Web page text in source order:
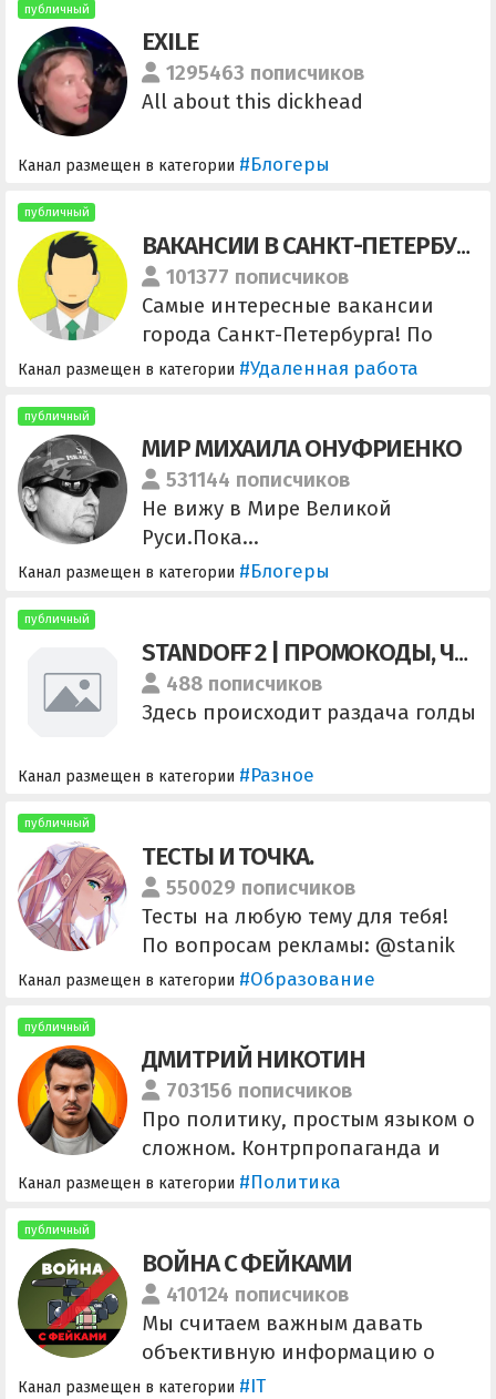
@nikylkaa
публичный
EXILE
1295463 пописчиков
All about this dickhead
Канал размещен в категории #Блогеры
публичный
ВАКАНСИИ В САНКТ-ПЕТЕРБУРГЕ
101377 пописчиков
Самые интересные вакансии
города Санкт-Петербурга! По
поводу размещения и остальным
Канал размещен в категории #Удаленная работа
публичный
МИР МИХАИЛА ОНУФРИЕНКО
531144 пописчиков
Не вижу в Мире Великой
Руси.Пока...
@TG_commercial_media_bot для
Канал размещен в категории #Блогеры
публичный
STANDOFF 2 | ПРОМОКОДЫ, ЧИТЫ
488 пописчиков
Здесь происходит раздача голды
Канал размещен в категории #Разное
публичный
ТЕСТЫ И ТОЧКА.
550029 пописчиков
Тесты на любую тему для тебя!
По вопросам рекламы: @stanik
Предложка и вопросы по
https://telega.in/c/test_dot
Рекламное агенство:
@Spiral_Miya
Канал размещен в категории #Образование
публичный
ДМИТРИЙ НИКОТИН
703156 пописчиков
Про политику, простым языком о
сложном. Контрпропаганда и
интерпретация новостей.
политологии РАНХиГС.
Сообщество ВК -
https://vk.com/nikotindmitry
Только по рекламе:
@manager_dnikotin
Канал размещен в категории #Политика
публичный
ВОЙНА С ФЕЙКАМИ
410124 пописчиков
Мы считаем важным давать
объективную информацию о
происходящем на Украине и
Канал размещен в категории #IT